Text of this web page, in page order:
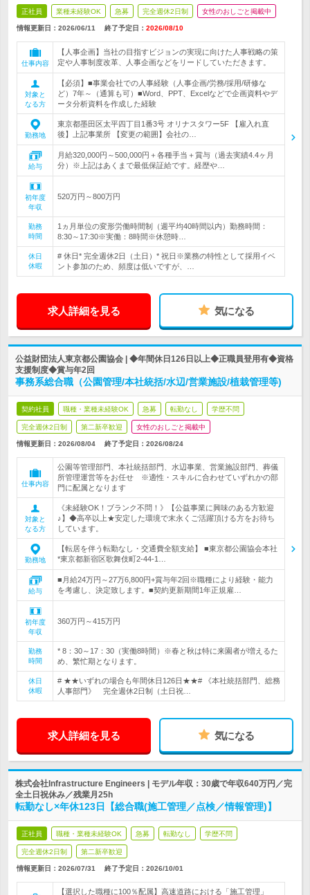
正社員 業種未経験OK 急募 完全週休2日制 女性のおしごと掲載中
情報更新日：2026/06/11 終了予定日： 2026/08/10
仕事内容
【人事企画】当社の目指すビジョンの実現に向けた人事戦略の策
定や人事制度改革、人事企画などをリードしていただきます。
対象と
なる方
【必須】■事業会社での人事経験（人事企画/労務/採用/研修な
ど）7年～（通算も可）■Word、PPT、Excelなどで企画資料やデ
ータ分析資料を作成した経験
勤務地
東京都墨田区太平四丁目1番3号 オリナスタワー5F 【雇入れ直
後】上記事業所 【変更の範囲】会社の…
給与
月給320,000円～500,000円＋各種手当＋賞与（過去実績4.4ヶ月
分）※上記はあくまで最低保証給です。経歴や…
初年度
年収
520万円～800万円
勤務
時間
1ヵ月単位の変形労働時間制（週平均40時間以内）勤務時間：
8:30～17:30※実働：8時間※休憩時…
休日
休暇
# 休日* 完全週休2日（土日）* 祝日※業務の特性として採用イベ
ント参加のため、頻度は低いですが、…
求人詳細を見る 気になる
公益財団法人東京都公園協会 | ◆年間休日126日以上◆正職員登用有◆資格
支援制度◆賞与年2回
事務系総合職（公園管理/本社統括/水辺/営業施設/植栽管理等)
契約社員 職種・業種未経験OK 急募 転勤なし 学歴不問
完全週休2日制 第二新卒歓迎 女性のおしごと掲載中
情報更新日：2026/08/04 終了予定日： 2026/08/24
仕事内容
公園等管理部門、本社統括部門、水辺事業、営業施設部門、葬儀
所管理運営等をお任せ ※適性・スキルに合わせていずれかの部
門に配属となります
対象と
なる方
《未経験OK！ブランク不問！》【公益事業に興味のある方歓迎
♪】◆高卒以上★安定した環境で末永くご活躍頂ける方をお待ち
しています。
勤務地
【転居を伴う転勤なし・交通費全額支給】 ■東京都公園協会本社
*東京都新宿区歌舞伎町2-44-1…
給与
■月給24万円～27万6,800円+賞与年2回※職種により経験・能力
を考慮し、決定致します。■契約更新期間1年正規雇…
初年度
年収
360万円～415万円
勤務
時間
* 8：30～17：30（実働8時間）※春と秋は特に来園者が増えるた
め、繁忙期となります。
休日
休暇
# ★★いずれの場合も年間休日126日★★# 《本社統括部門、総務
人事部門》 完全週休2日制（土日祝…
求人詳細を見る 気になる
株式会社Infrastructure Engineers | モデル年収：30歳で年収640万円／完
全土日祝休み／残業月25h
転勤なし×年休123日【総合職(施工管理／点検／情報管理)】
正社員 職種・業種未経験OK 急募 転勤なし 学歴不問
完全週休2日制 第二新卒歓迎
情報更新日：2026/07/31 終了予定日： 2026/10/01
【選択した職種に100％配属】高速道路における「施工管理」